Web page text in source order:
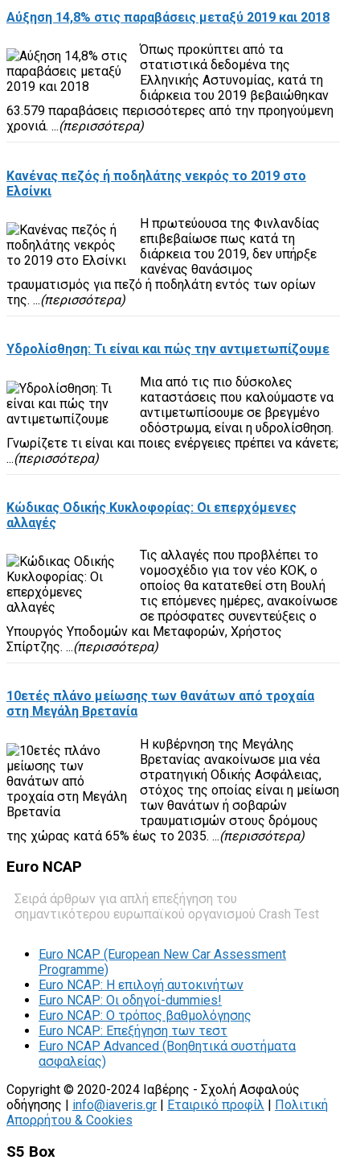
Αύξηση 14,8% στις παραβάσεις μεταξύ 2019 και 2018
Όπως προκύπτει από τα
στατιστικά δεδομένα της
Ελληνικής Αστυνομίας, κατά τη
διάρκεια του 2019 βεβαιώθηκαν
63.579 παραβάσεις περισσότερες από την προηγούμενη
χρονιά. ...(περισσότερα)
Κανένας πεζός ή ποδηλάτης νεκρός το 2019 στο
Ελσίνκι
Η πρωτεύουσα της Φινλανδίας
επιβεβαίωσε πως κατά τη
διάρκεια του 2019, δεν υπήρξε
κανένας θανάσιμος
τραυματισμός για πεζό ή ποδηλάτη εντός των ορίων
της. ...(περισσότερα)
Υδρολίσθηση: Τι είναι και πώς την αντιμετωπίζουμε
Μια από τις πιο δύσκολες
καταστάσεις που καλούμαστε να
αντιμετωπίσουμε σε βρεγμένο
οδόστρωμα, είναι η υδρολίσθηση.
Γνωρίζετε τι είναι και ποιες ενέργειες πρέπει να κάνετε;
...(περισσότερα)
Κώδικας Οδικής Κυκλοφορίας: Οι επερχόμενες
αλλαγές
Τις αλλαγές που προβλέπει το
νομοσχέδιο για τον νέο ΚΟΚ, ο
οποίος θα κατατεθεί στη Βουλή
τις επόμενες ημέρες, ανακοίνωσε
σε πρόσφατες συνεντεύξεις ο
Υπουργός Υποδομών και Μεταφορών, Χρήστος
Σπίρτζης. ...(περισσότερα)
10ετές πλάνο μείωσης των θανάτων από τροχαία
στη Μεγάλη Βρετανία
H κυβέρνηση της Μεγάλης
Βρετανίας ανακοίνωσε μια νέα
στρατηγική Οδικής Ασφάλειας,
στόχος της οποίας είναι η μείωση
των θανάτων ή σοβαρών
τραυματισμών στους δρόμους
της χώρας κατά 65% έως το 2035. ...(περισσότερα)
Euro NCAP
Σειρά άρθρων για απλή επεξήγηση του
σημαντικότερου ευρωπαϊκού οργανισμού Crash Test
Euro NCAP (European New Car Assessment
Programme)
Euro NCAP: Η επιλογή αυτοκινήτων
Euro NCAP: Οι οδηγοί-dummies!
Euro NCAP: O τρόπος βαθμολόγησης
Euro NCAP: Επεξήγηση των τεστ
Euro NCAP Advanced (Βοηθητικά συστήματα
ασφαλείας)
Copyright © 2020-2024 Ιαβέρης - Σχολή Ασφαλούς
οδήγησης | info@iaveris.gr | Εταιρικό προφίλ | Πολιτική
Απορρήτου & Cookies
S5 Box